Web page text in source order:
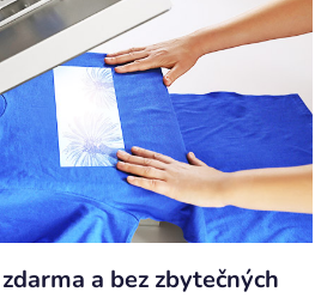
a bez zbytečných